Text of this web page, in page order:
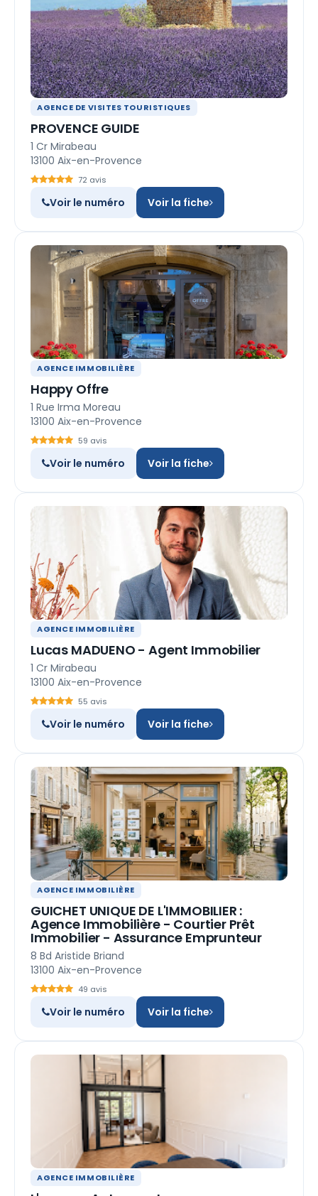
AGENCE DE VISITES TOURISTIQUES
PROVENCE GUIDE
1 Cr Mirabeau
13100 Aix-en-Provence
72 avis
Voir le numéro Voir la fiche
AGENCE IMMOBILIÈRE
Happy Offre
1 Rue Irma Moreau
13100 Aix-en-Provence
59 avis
Voir le numéro Voir la fiche
AGENCE IMMOBILIÈRE
Lucas MADUENO - Agent Immobilier
1 Cr Mirabeau
13100 Aix-en-Provence
55 avis
Voir le numéro Voir la fiche
AGENCE IMMOBILIÈRE
GUICHET UNIQUE DE L'IMMOBILIER :
Agence Immobilière - Courtier Prêt
Immobilier - Assurance Emprunteur
8 Bd Aristide Briand
13100 Aix-en-Provence
49 avis
Voir le numéro Voir la fiche
AGENCE IMMOBILIÈRE